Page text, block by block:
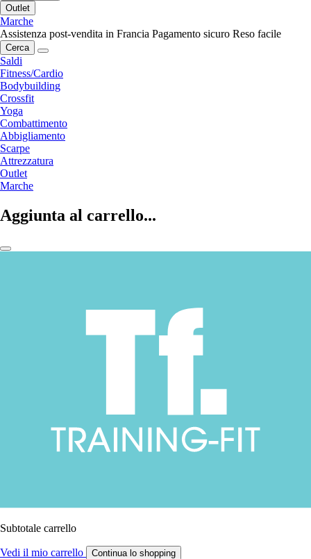
Outlet
Marche
Assistenza post-vendita in Francia Pagamento sicuro Reso facile
Cerca
Saldi
Fitness/Cardio
Bodybuilding
Crossfit
Yoga
Combattimento
Abbigliamento
Scarpe
Attrezzatura
Outlet
Marche
Aggiunta al carrello...
Subtotale carrello
Vedi il mio carrello Continua lo shopping